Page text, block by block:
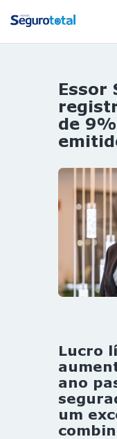
ST
Essor
de
Lucro
ano
um